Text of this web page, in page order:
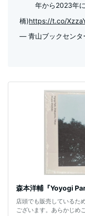
年から2023年
橋)https://t.co/
— 青山ブックセンタ
森本洋輔『Yoyogi
店頭でも販売しているた
ございます。あらかじめ